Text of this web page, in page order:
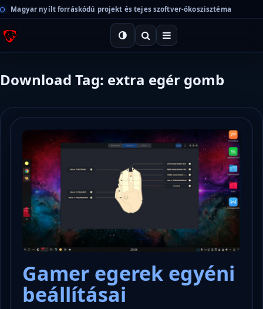
Magyar nyílt forráskódú projekt és tejes szoftver-ökoszisztéma
Download Tag: extra egér gomb
Gamer egerek egyéni
beállításai